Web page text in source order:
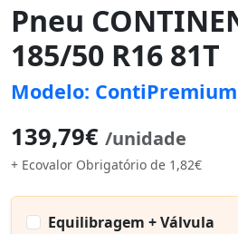
Pneu
185/50 R16 81T
Modelo:
139,79€ /unidade
+ Ecovalor Obrigatório de 1,82€
Equilibragem + Válvula